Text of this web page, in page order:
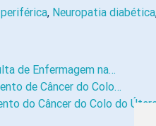
, Neuropatia diabética
de Enfermagem na…
de Câncer do Colo…
do Câncer do Colo do